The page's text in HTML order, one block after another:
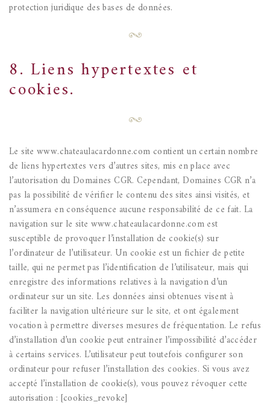
protection juridique des bases de données.
8. Liens hypertextes et
cookies.
Le site www.chateaulacardonne.com contient un certain nombre
de liens hypertextes vers d’autres sites, mis en place avec
l’autorisation du Domaines CGR. Cependant, Domaines CGR n’a
pas la possibilité de vérifier le contenu des sites ainsi visités, et
n’assumera en conséquence aucune responsabilité de ce fait. La
navigation sur le site www.chateaulacardonne.com est
susceptible de provoquer l’installation de cookie(s) sur
l’ordinateur de l’utilisateur. Un cookie est un fichier de petite
taille, qui ne permet pas l’identification de l’utilisateur, mais qui
enregistre des informations relatives à la navigation d’un
ordinateur sur un site. Les données ainsi obtenues visent à
faciliter la navigation ultérieure sur le site, et ont également
vocation à permettre diverses mesures de fréquentation. Le refus
d’installation d’un cookie peut entraîner l’impossibilité d’accéder
à certains services. L’utilisateur peut toutefois configurer son
ordinateur pour refuser l’installation des cookies. Si vous avez
accepté l’installation de cookie(s), vous pouvez révoquer cette
autorisation : [cookies_revoke]